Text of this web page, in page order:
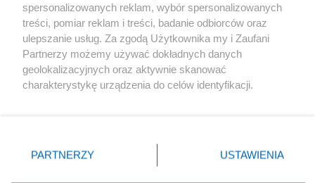
X Facebook Instagram Youtube
spersonalizowanych reklam, wybór spersonalizowanych
treści, pomiar reklam i treści, badanie odbiorców oraz
ulepszanie usług. Za zgodą Użytkownika my i Zaufani
Partnerzy możemy używać dokładnych danych
geolokalizacyjnych oraz aktywnie skanować
charakterystykę urządzenia do celów identyfikacji.
zmienić/wycofać klikając przycisk ustawień prywatności
znajdujący się w lewym dolnym rogu strony
rodzaje przetwarzania danych nie wymagają zgody
PARTNERZY USTAWIENIA